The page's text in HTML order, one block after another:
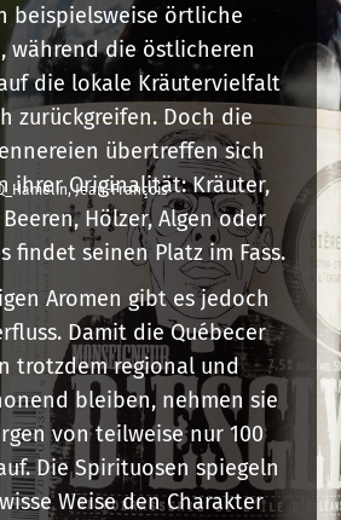
beispielsweise örtliche
während die östlicheren
die lokale Kräutervielfalt
zurückgreifen. Doch die
übertreffen sich
ihrer Originalität: Kräuter,
Hölzer, Algen oder
findet seinen Platz im Fass.
Aromen gibt es jedoch
Damit die Québecer
trotzdem regional und
bleiben, nehmen sie
von teilweise nur 100
Die Spirituosen spiegeln
Weise den Charakter
Jean-François